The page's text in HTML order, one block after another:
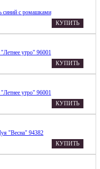
синий с ромашками
КУПИТЬ
утро" 96001
КУПИТЬ
утро" 96001
КУПИТЬ
"Весна" 94382
КУПИТЬ